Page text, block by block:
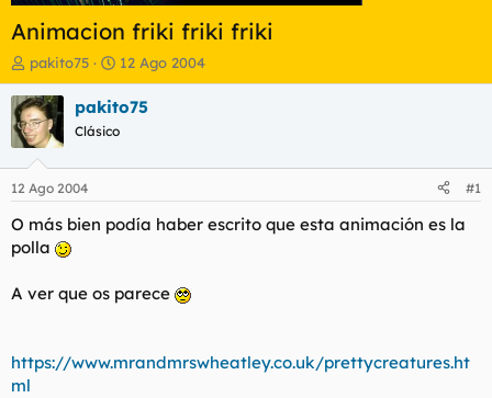
Animacion friki friki friki
I
n
i
c
i
a
d
o
r
d
e
t
a
pakito75
F
e
c
a
i
n
o
12 Ago 2004
pakito75
Clásico
12 Ago 2004 #1
O más bien podía haber escrito que esta animación es la
polla
A ver que os parece
https://www.mrandmrswheatley.co.uk/prettycreatures.ht
ml